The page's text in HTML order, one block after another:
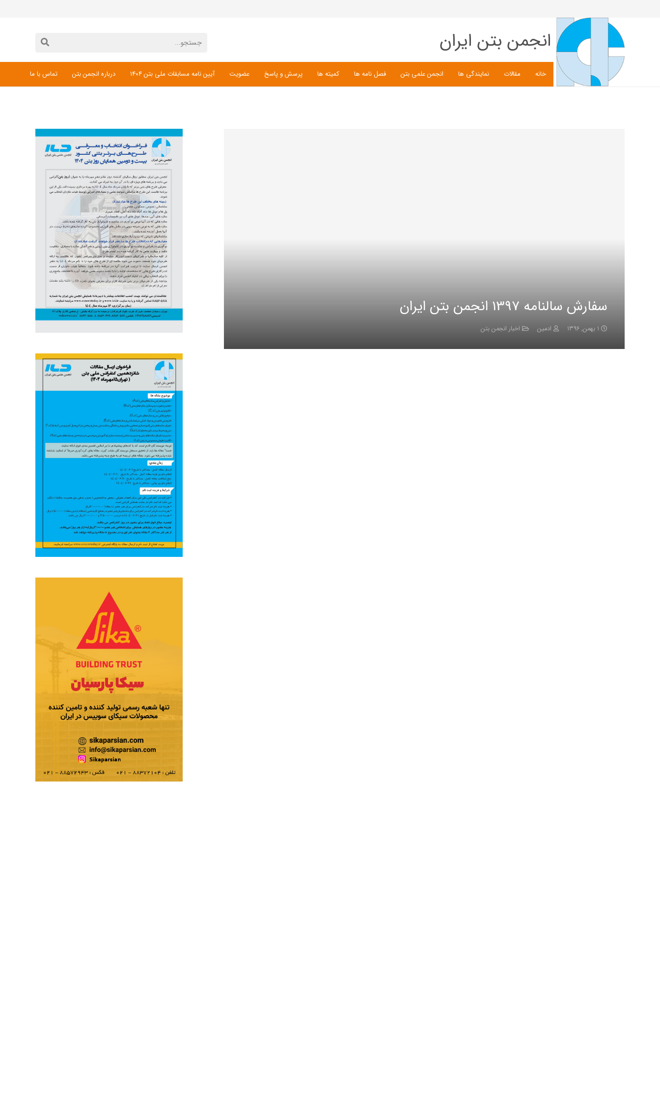
انجمن بتن ایران
خانه مقالات نمایندگی ها انجمن علمی بتن فصل نامه ها کمیته ها پرسش و پاسخ عضویت آیین نامه مسابقات ملی بتن 1404 درباره انجمن بتن تماس با ما
سفارش سالنامه 1397 انجمن بتن ایران
۱ بهمن, ۱۳۹۶ ادمین اخبار انجمن بتن